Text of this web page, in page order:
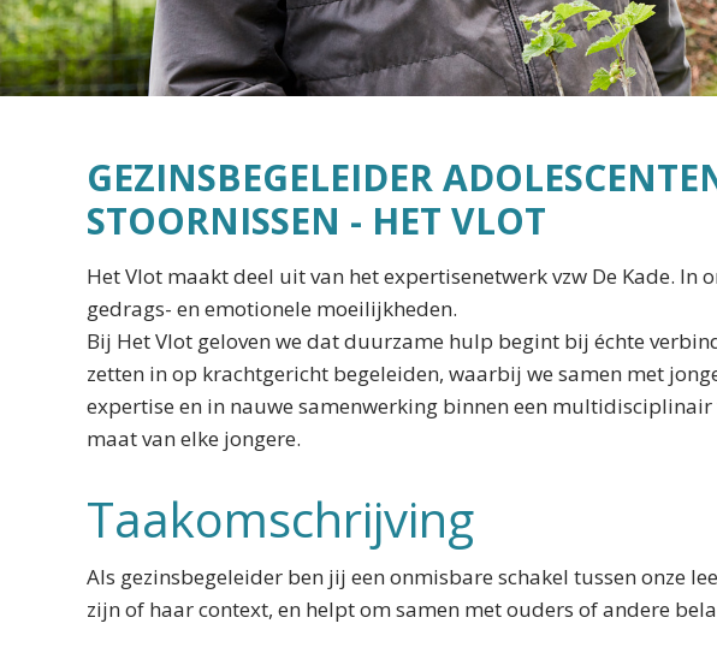
GEZINSBEGELEIDER
STOORNISSEN - HET VLOT
Het Vlot maakt deel uit van het expertisenetwerk vzw De Kade.
gedrags- en emotionele moeilijkheden.
Bij Het Vlot geloven we dat duurzame hulp begint bij échte
zetten in op krachtgericht begeleiden, waarbij we samen met
expertise en in nauwe samenwerking binnen een
maat van elke jongere.
Taakomschrijving
Als gezinsbegeleider ben jij een onmisbare schakel tussen onze
zijn of haar context, en helpt om samen met ouders of andere